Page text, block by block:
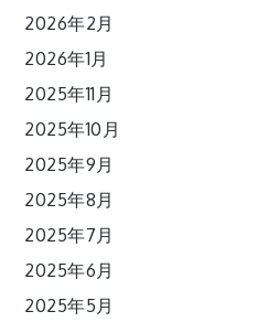
2026年2月
2026年1月
2025年11月
2025年10月
2025年9月
2025年8月
2025年7月
2025年6月
2025年5月